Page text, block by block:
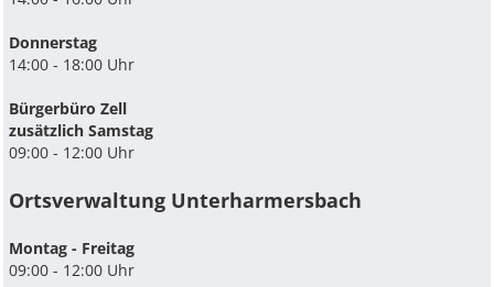
Donnerstag
14:00 - 18:00 Uhr
Bürgerbüro Zell
zusätzlich Samstag
09:00 - 12:00 Uhr
Ortsverwaltung Unterharmersbach
Montag - Freitag
09:00 - 12:00 Uhr